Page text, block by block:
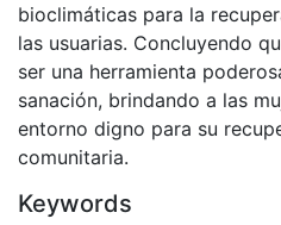
bioclimáticas para la
las usuarias. Concluyendo
ser una herramienta
sanación, brindando a las
entorno digno para su
comunitaria.
Keywords